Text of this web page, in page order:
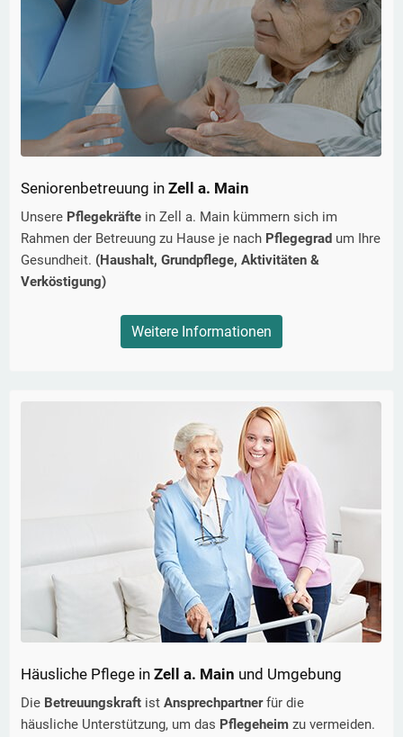
Seniorenbetreuung in Zell a. Main
Unsere Pflegekräfte in Zell a. Main kümmern sich im
Rahmen der Betreuung zu Hause je nach Pflegegrad um Ihre
Gesundheit. (Haushalt, Grundpflege, Aktivitäten &
Verköstigung)
Weitere Informationen
Häusliche Pflege in Zell a. Main und Umgebung
Die Betreuungskraft ist Ansprechpartnerfür die
häusliche Unterstützung, um das Pflegeheim zu vermeiden.